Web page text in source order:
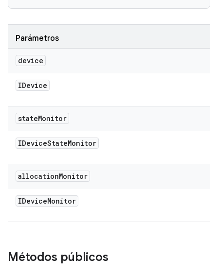
Parámetros
device
IDevice
stateMonitor
IDeviceStateMonitor
allocationMonitor
IDeviceMonitor
Métodos públicos